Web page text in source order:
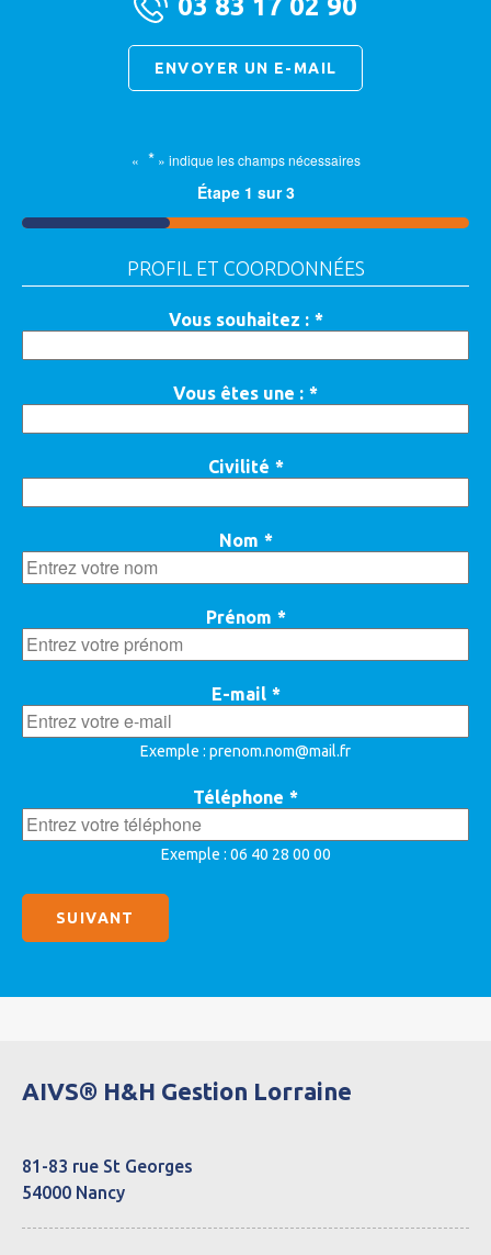
03 83 17 02 90
ENVOYER UN E-MAIL
« *» indique les champs nécessaires
Étape 1 sur3
33%
PROFIL ET COORDONNÉES
Vous souhaitez : *
Vous êtes une : *
Civilité *
Nom *
Prénom *
E-mail *
Exemple : prenom.nom@mail.fr
Téléphone *
Exemple : 06 40 28 00 00
AIVS® H&H Gestion Lorraine
81-83 rue St Georges
54000 Nancy